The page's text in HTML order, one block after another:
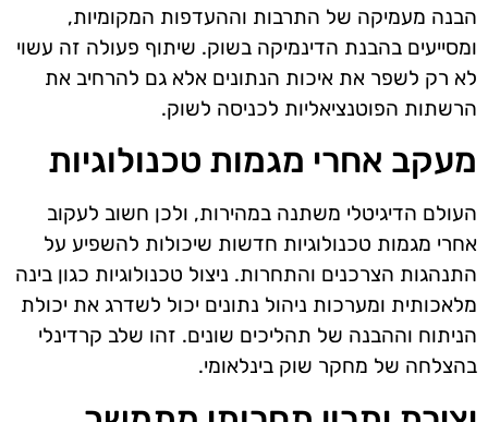
הבנה מעמיקה של התרבות וההעדפות המקומיות,
ומסייעים בהבנת הדינמיקה בשוק. שיתוף פעולה זה עשוי
לא רק לשפר את איכות הנתונים אלא גם להרחיב את
הרשתות הפוטנציאליות לכניסה לשוק.
מעקב אחרי מגמות טכנולוגיות
העולם הדיגיטלי משתנה במהירות, ולכן חשוב לעקוב
אחרי מגמות טכנולוגיות חדשות שיכולות להשפיע על
התנהגות הצרכנים והתחרות. ניצול טכנולוגיות כגון בינה
מלאכותית ומערכות ניהול נתונים יכול לשדרג את יכולת
הניתוח וההבנה של תהליכים שונים. זהו שלב קרדינלי
בהצלחה של מחקר שוק בינלאומי.